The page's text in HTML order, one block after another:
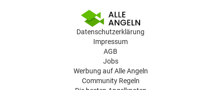
Datenschutzerklärung
Impressum
AGB
Jobs
Werbung auf Alle Angeln
Community Regeln